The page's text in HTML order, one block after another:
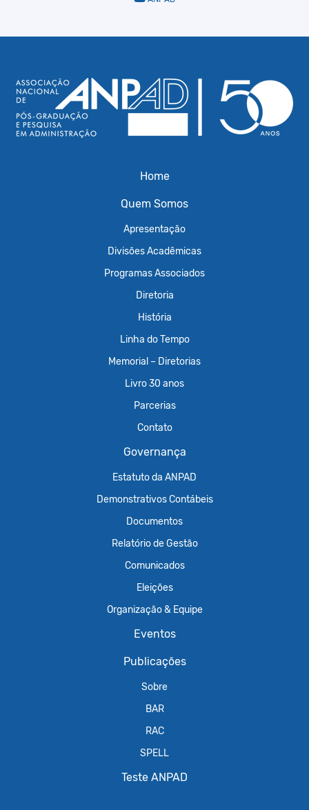
Home
Quem Somos
Apresentação
Divisões Acadêmicas
Programas Associados
Diretoria
História
Linha do Tempo
Memorial – Diretorias
Livro 30 anos
Parcerias
Contato
Governança
Estatuto da ANPAD
Demonstrativos Contábeis
Documentos
Relatório de Gestão
Comunicados
Eleições
Organização & Equipe
Eventos
Publicações
Sobre
BAR
RAC
SPELL
Teste ANPAD